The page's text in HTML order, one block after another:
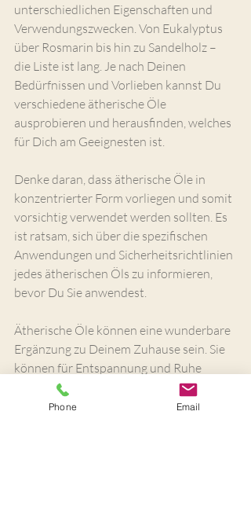
unterschiedlichen Eigenschaften und
Verwendungszwecken. Von Eukalyptus
über Rosmarin bis hin zu Sandelholz –
die Liste ist lang. Je nach Deinen
Bedürfnissen und Vorlieben kannst Du
verschiedene ätherische Öle
ausprobieren und herausfinden, welches
für Dich am Geeignesten ist.
Denke daran, dass ätherische Öle in
konzentrierter Form vorliegen und somit
vorsichtig verwendet werden sollten. Es
ist ratsam, sich über die spezifischen
Anwendungen und Sicherheitsrichtlinien
jedes ätherischen Öls zu informieren,
bevor Du Sie anwendest.
Ätherische Öle können eine wunderbare
Ergänzung zu Deinem Zuhause sein. Sie
können für Entspannung und Ruhe
sorgen, für Energie und Erfrischung oder
für die Reinigung und Pflege von Haut
Phone Email